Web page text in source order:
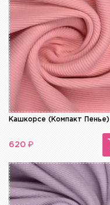
Кашкорсе (Компакт Пенье)
620 ₽